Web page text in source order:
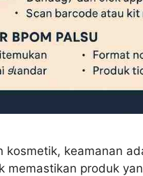
kosmetik, keamanan
memastikan produk